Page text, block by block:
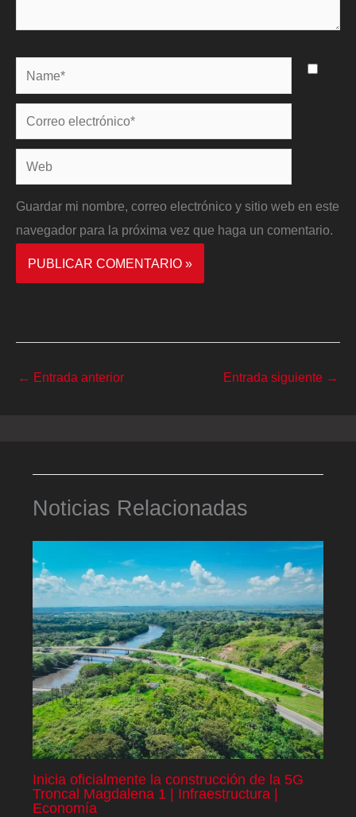
Name*
Correo
electrónico*
Web
Guardar mi nombre, correo electrónico y sitio web en este
navegador para la próxima vez que haga un comentario.
← Entrada anterior Entrada siguiente →
Noticias Relacionadas
Inicia oficialmente la construcción de la 5G
Troncal Magdalena 1 | Infraestructura |
Economía